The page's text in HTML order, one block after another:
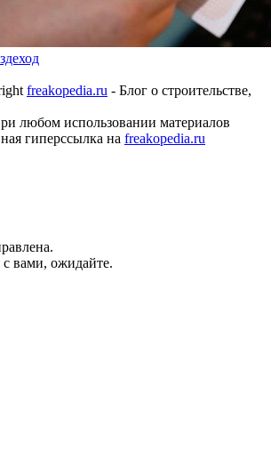
freakopedia.ru - Блог о строительстве,
любом использовании материалов
гиперссылка на freakopedia.ru
вами, ожидайте.